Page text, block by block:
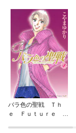
バラ色の聖戦 Ｔｈ
ｅ Ｆｕｔｕｒｅ ｉ